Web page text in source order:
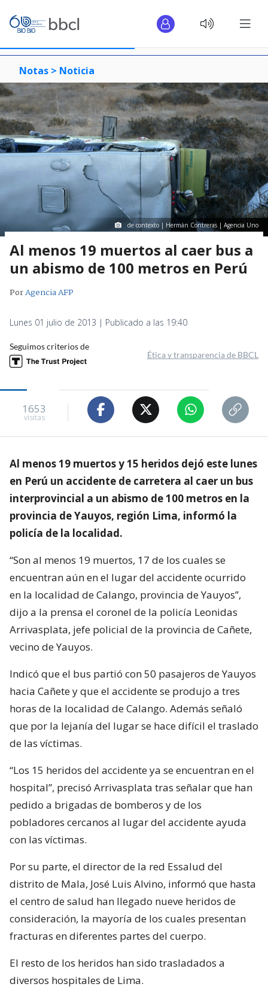
Notas > Noticia
de contexto | Hermán Contreras | Agencia Uno
Al menos 19 muertos al caer bus a
un abismo de 100 metros en Perú
PorAgencia AFP
Lunes 01 julio de 2013 | Publicado a las 19:40
Seguimos criterios de
Ética y transparencia de BBCL
1653
visitas
Al menos 19 muertos y 15 heridos dejó este lunes
en Perú un accidente de carretera al caer un bus
interprovincial a un abismo de 100 metros en la
provincia de Yauyos, región Lima, informó la
policía de la localidad.
“Son al menos 19 muertos, 17 de los cuales se
encuentran aún en el lugar del accidente ocurrido
en la localidad de Calango, provincia de Yauyos”,
dijo a la prensa el coronel de la policía Leonidas
Arrivasplata, jefe policial de la provincia de Cañete,
vecino de Yauyos.
Indicó que el bus partió con 50 pasajeros de Yauyos
hacia Cañete y que el accidente se produjo a tres
horas de la localidad de Calango. Además señaló
que por la lejanía del lugar se hace difícil el traslado
de las víctimas.
“Los 15 heridos del accidente ya se encuentran en el
hospital”, precisó Arrivasplata tras señalar que han
pedido a brigadas de bomberos y de los
pobladores cercanos al lugar del accidente ayuda
con las víctimas.
Por su parte, el director de la red Essalud del
distrito de Mala, José Luis Alvino, informó que hasta
el centro de salud han llegado nueve heridos de
consideración, la mayoría de los cuales presentan
fracturas en diferentes partes del cuerpo.
El resto de los heridos han sido trasladados a
diversos hospitales de Lima.